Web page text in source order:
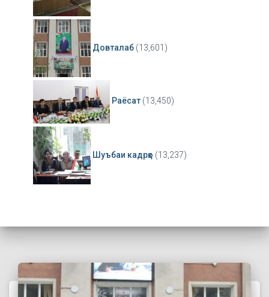
Довталаб (13,601)
Раёсат (13,450)
Шуъбаи кадрҳо (13,237)